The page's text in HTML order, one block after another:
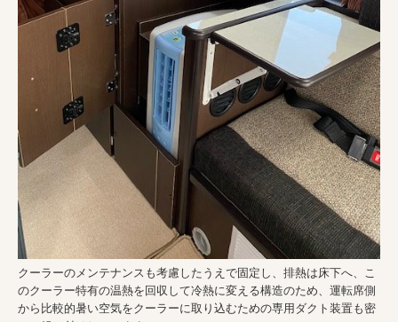
クーラーのメンテナンスも考慮したうえで固定し、排熱は床下へ、こ
のクーラー特有の温熱を回収して冷熱に変える構造のため、運転席側
から比較的暑い空気をクーラーに取り込むための専用ダクト装置も密